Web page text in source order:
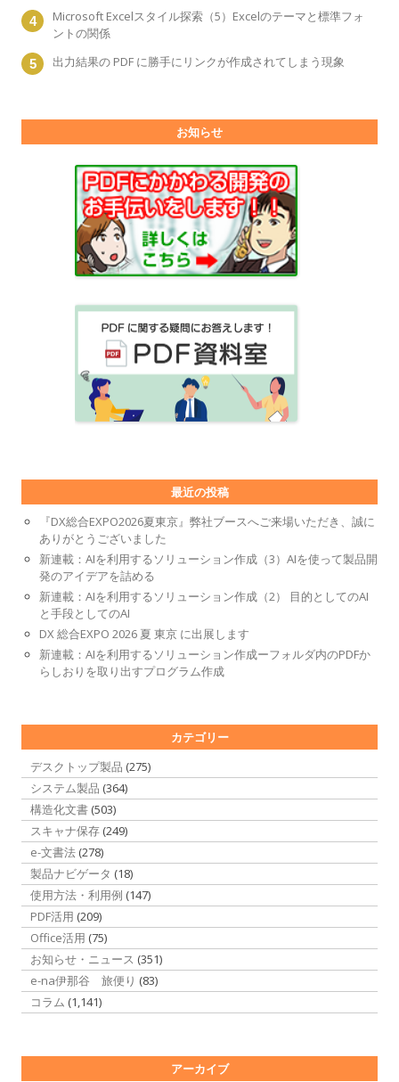
Microsoft Excelスタイル探索（5）Excelのテーマと標準フォ
ントの関係
出力結果の PDF に勝手にリンクが作成されてしまう現象
お知らせ
最近の投稿
『DX総合EXPO2026夏東京』弊社ブースへご来場いただき、誠に
ありがとうございました
新連載：AIを利用するソリューション作成（3）AIを使って製品開
発のアイデアを詰める
新連載：AIを利用するソリューション作成（2） 目的としてのAI
と手段としてのAI
DX 総合EXPO 2026 夏 東京 に出展します
新連載：AIを利用するソリューション作成ーフォルダ内のPDFか
らしおりを取り出すプログラム作成
カテゴリー
デスクトップ製品 (275)
システム製品 (364)
構造化文書 (503)
スキャナ保存 (249)
e-文書法 (278)
製品ナビゲータ (18)
使用方法・利用例 (147)
PDF活用 (209)
Office活用 (75)
お知らせ・ニュース (351)
e-na伊那谷 旅便り (83)
コラム (1,141)
アーカイブ